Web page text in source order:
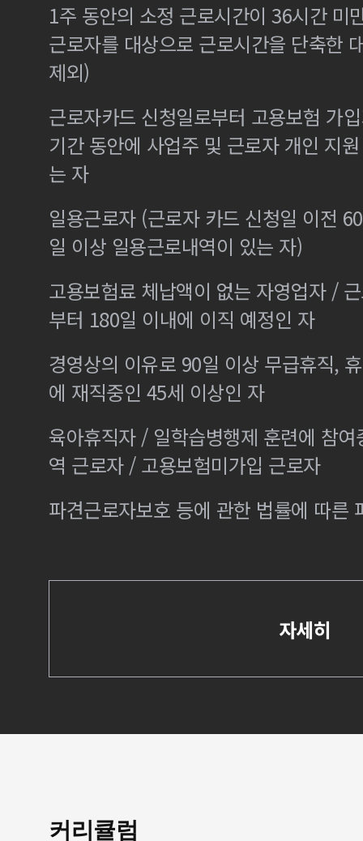
1주 동안의 소정 근로시간이 36시간 미
근로자를 대상으로 근로시간을 단축한
제외)
근로자카드 신청일로부터 고용보험 가
기간 동안에 사업주 및 근로자 개인 지
는 자
일용근로자 (근로자 카드 신청일 이전
일 이상 일용근로내역이 있는 자)
고용보험료 체납액이 없는 자영업자 /
부터 180일 이내에 이직 예정인 자
경영상의 이유로 90일 이상 무급휴직,
에 재직중인 45세 이상인 자
육아휴직자 / 일학습병행제 훈련에 참
역 근로자 / 고용보험미가입 근로자
파견근로자보호 등에 관한 법률에 따른
자세히
커리큘럼